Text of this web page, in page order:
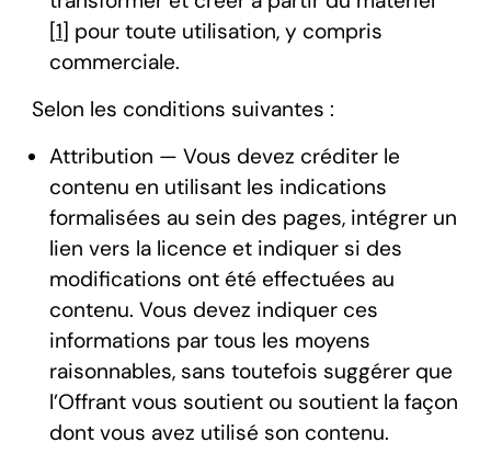
[1] pour toute utilisation, y compris
commerciale.
Selon les conditions suivantes :
Attribution — Vous devez créditer le
contenu en utilisant les indications
formalisées au sein des pages, intégrer un
lien vers la licence et indiquer si des
modifications ont été effectuées au
contenu. Vous devez indiquer ces
informations par tous les moyens
raisonnables, sans toutefois suggérer que
l’Offrant vous soutient ou soutient la façon
dont vous avez utilisé son contenu.